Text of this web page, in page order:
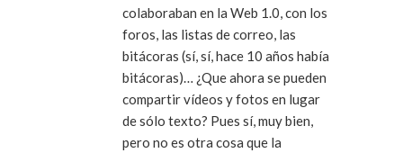
colaboraban en la Web 1.0, con los
foros, las listas de correo, las
bitácoras (sí, sí, hace 10 años había
bitácoras)… ¿Que ahora se pueden
compartir vídeos y fotos en lugar
de sólo texto? Pues sí, muy bien,
pero no es otra cosa que la